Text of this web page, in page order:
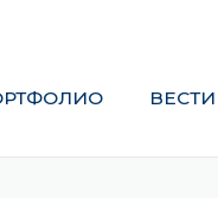
ВЕСТИ КОНТАКТ